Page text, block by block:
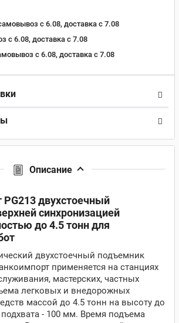
с 6.08, доставка c 7.08
с 6.08, доставка c 7.08
с 6.08, доставка c 7.08
Описание
двухстоечный
синхронизацией
до 4.5 тонн для
двухстоечный подъемник
применяется на станциях
мастерских, частных
легковых и внедорожных
массой до 4.5 тонн на высоту до
- 100 мм. Время подъема